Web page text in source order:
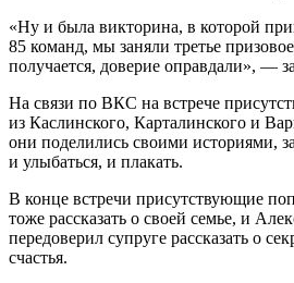
«Ну и была викторина, в которой
85 команд, мы заняли третье
получается, доверие оправдали», —
На связи по ВКС на встрече
из Каслинского, Карталинского и
они поделились своими историями,
и улыбаться, и плакать.
В конце встречи присутствующие
тоже рассказать о своей семье, и
передоверил супруге рассказать о
счастья.